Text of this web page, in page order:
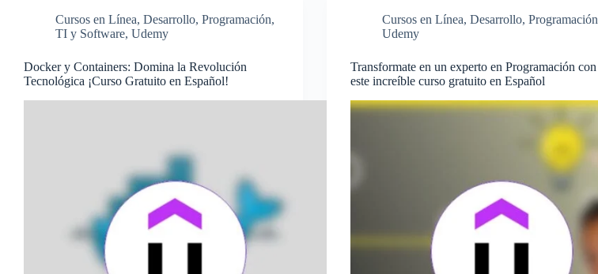
Cursos en Línea, Desarrollo, Programación,
TI y Software, Udemy
Docker y Containers: Domina la Revolución
Tecnológica ¡Curso Gratuito en Español!
Cursos en Línea,Desarrollo,Programación
Udemy
Transformate en un experto en Programación con
este increíble curso gratuito en Español